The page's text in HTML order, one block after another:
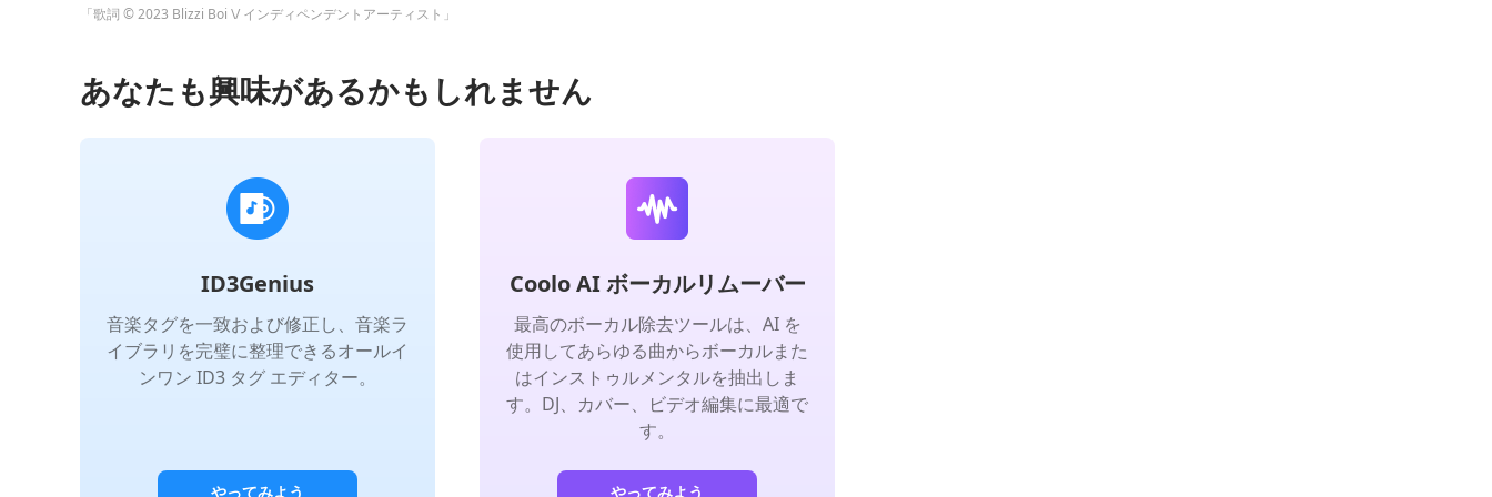
「歌詞 © 2023 Blizzi Boi \/ インディペンデントアーティスト」
あなたも興味があるかもしれません
ID3Genius
音楽タグを一致および修正し、音楽ラ
イブラリを完璧に整理できるオールイ
ンワン ID3 タグ エディター。
やってみよう
Coolo AI ボーカルリムーバー
最高のボーカル除去ツールは、AI を
使用してあらゆる曲からボーカルまた
はインストゥルメンタルを抽出しま
す。DJ、カバー、ビデオ編集に最適で
す。
やってみよう